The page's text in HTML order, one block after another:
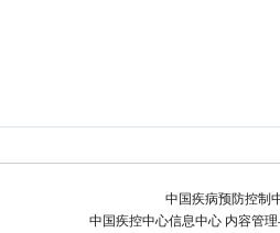
中国疾病预防控制
中国疾控中心信息中心 内容管